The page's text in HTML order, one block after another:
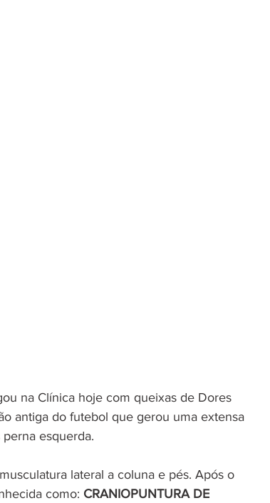
na Clínica hoje com queixas de Dores
antiga do futebol que gerou uma extensa
esquerda.
lateral a coluna e pés. Após o
como: CRANIOPUNTURA DE